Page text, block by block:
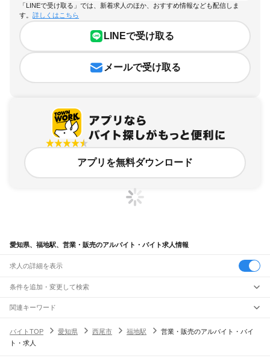
「LINEで受け取る」では、新着求人のほか、おすすめ情報なども配信しま
す。 詳しくはこちら
LINEで受け取る
メールで受け取る
アプリを無料ダウンロード
愛知県、福地駅、営業・販売のアルバイト・バイト求人情報
求人の詳細を表示
条件を追加・変更して検索
市区町村を追加・変更
愛知県すべて
名古屋市
駅を追加・変更
職種を追加・変更
関連キーワード
バイトTOP
愛知県 西尾市 福地駅
営業・販売のアルバイト・バイ
ト・求人